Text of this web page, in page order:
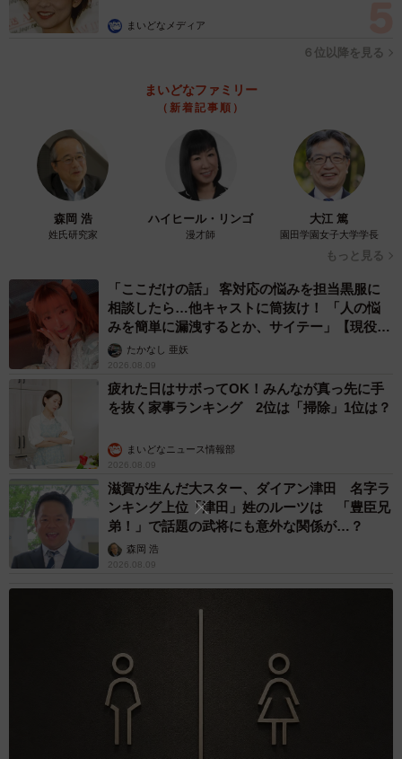
まいどなメディア
６位以降を見る
まいどなファミリー
（新着記事順）
森岡 浩
姓氏研究家
ハイヒール・リンゴ
漫才師
大江 篤
園田学園女子大学学長
もっと見る
「ここだけの話」 客対応の悩みを担当黒服に
相談したら…他キャストに筒抜け！ 「人の悩
みを簡単に漏洩するとか、サイテー」【現役キ
ャストに取材】
たかなし 亜妖
2026.08.09
疲れた日はサボってOK！みんなが真っ先に手
を抜く家事ランキング 2位は「掃除」1位は？
まいどなニュース情報部
2026.08.09
滋賀が生んだ大スター、ダイアン津田 名字ラ
ンキング上位「津田」姓のルーツは 「豊臣兄
弟！」で話題の武将にも意外な関係が…？
森岡 浩
2026.08.09